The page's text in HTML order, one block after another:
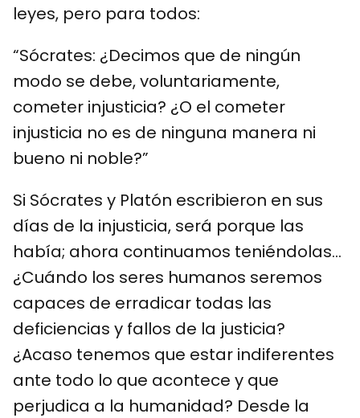
leyes, pero para todos:
“Sócrates: ¿Decimos que de ningún
modo se debe, voluntariamente,
cometer injusticia? ¿O el cometer
injusticia no es de ninguna manera ni
bueno ni noble?”
Si Sócrates y Platón escribieron en sus
días de la injusticia, será porque las
había; ahora continuamos teniéndolas…
¿Cuándo los seres humanos seremos
capaces de erradicar todas las
deficiencias y fallos de la justicia?
¿Acaso tenemos que estar indiferentes
ante todo lo que acontece y que
perjudica a la humanidad? Desde la